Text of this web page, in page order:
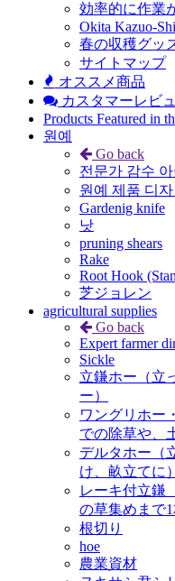
効率的に作業
Okita Kazuo-
春の収穫グッ
サイトマップ
オススメ商品
カスタマーレビ
Products Featured in
원예
Go back
전문가 감수
원예 제품 디자
Gardenig knife
낫
pruning shears
Rake
Root Hook
芝ジョレン
agricultural supplies
Go back
Expert farmer
Sickle
立鎌ホー（立
ー）
ワングリホー
での除草や、
デルタホー（
け、畝立てに）
レーキ付立鎌
の草集めまで1
根切り
hoe
農業資材